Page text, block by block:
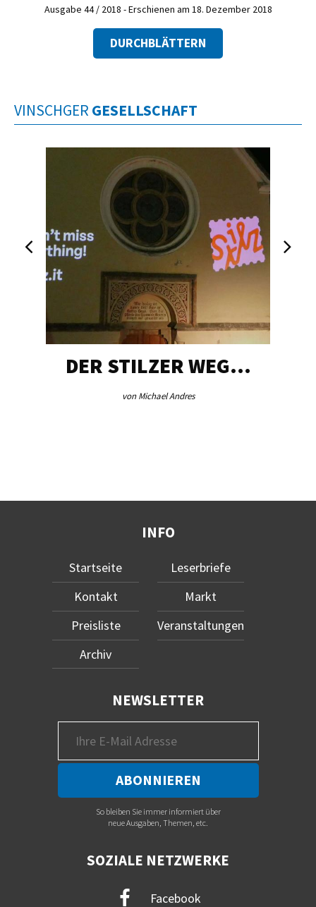
Ausgabe 44 / 2018 - Erschienen am 18. Dezember 2018
DURCHBLÄTTERN
VINSCHGER GESELLSCHAFT
DER STILZER WEG…
von Michael Andres
INFO
Startseite
Kontakt
Preisliste
Archiv
Leserbriefe
Markt
Veranstaltungen
NEWSLETTER
So bleiben Sie immer informiert über
neue Ausgaben, Themen, etc.
SOZIALE NETZWERKE
Facebook